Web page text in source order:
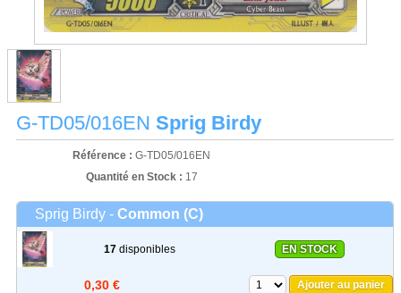
G-TD05/016EN Sprig Birdy
Référence : G-TD05/016EN
Quantité en Stock : 17
Sprig Birdy - Common (C)
17disponibles EN STOCK
0,30 € Ajouter au panier